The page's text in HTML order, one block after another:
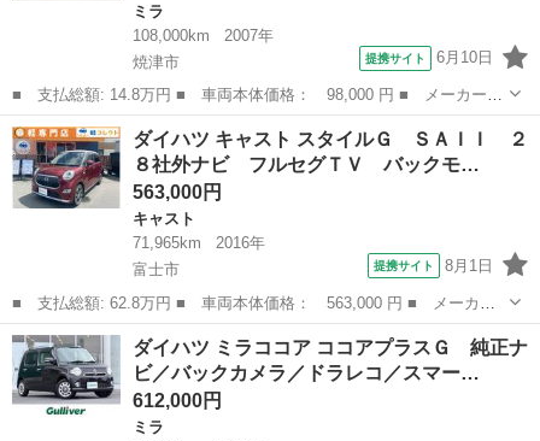
ミラ
108,000km
2007年
焼津市
提携サイト 6月10日
■ 支払総額: 14.8万円 ■ 車両本体価格： 98,000 円 ■ メーカー
名： ダイハツ ■ 車種名： ミラ ■ グレード名： Ｌ ／タイヤ
４本新品交換／キーレス／ディスプレイオーディオ／タイミングチェ
ーン／２０２５...
静岡 焼津市 ミラ
ダイハツ キャスト スタイルＧ ＳＡＩＩ ２
８社外ナビ フルセグＴＶ バックモ…
563,000円
キャスト
71,965km
2016年
富士市
提携サイト 8月1日
■ 支払総額: 62.8万円 ■ 車両本体価格： 563,000 円 ■ メーカー
名： ダイハツ ■ 車種名： キャスト ■ グレード名： スタイル
Ｇ ＳＡＩＩ ２８社外ナビ フルセグＴＶ バックモニター スマ
ートアシスト...
静岡 富士市 キャスト
ダイハツ ミラココア ココアプラスＧ 純正ナ
ビ／バックカメラ／ドラレコ／スマー…
612,000円
ミラ